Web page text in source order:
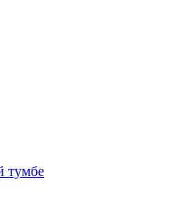
тумбе